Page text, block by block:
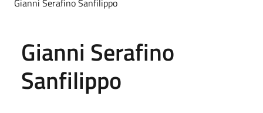
Gianni Serafino
Sanfilippo